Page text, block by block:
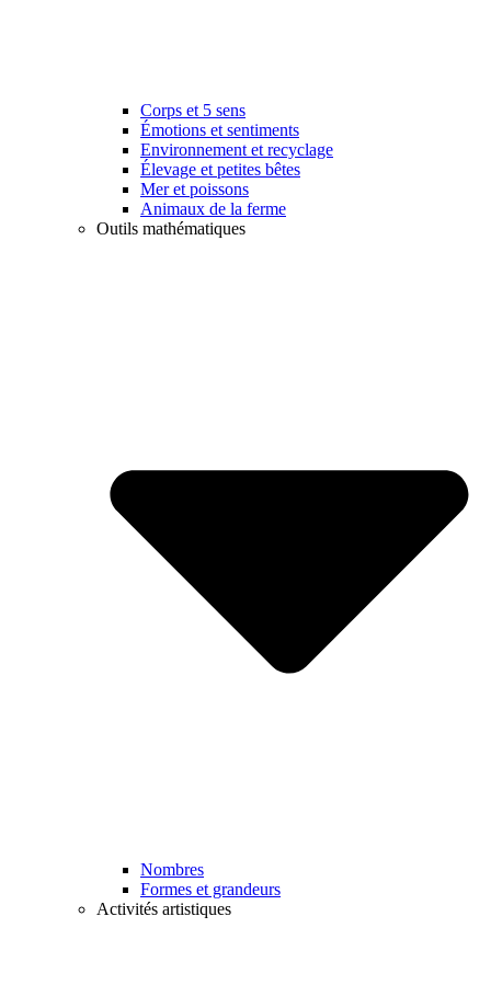
Corps et 5 sens
Émotions et sentiments
Environnement et recyclage
Élevage et petites bêtes
Mer et poissons
Animaux de la ferme
Outils mathématiques
Nombres
Formes et grandeurs
Activités artistiques